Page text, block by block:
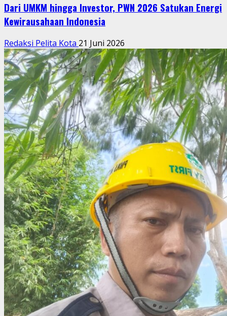
Dari UMKM hingga Investor, PWN 2026 Satukan Energi
Kewirausahaan Indonesia
Redaksi Pelita Kota 21 Juni 2026